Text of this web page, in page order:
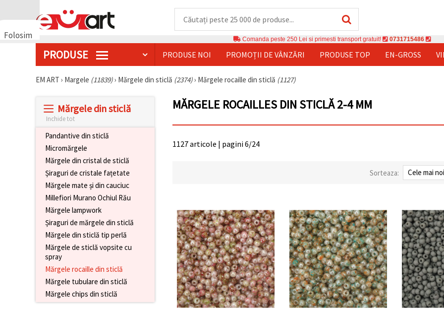
Folosim
funcționarea
dumneavoastră,
Comanda peste 250 Lei si primesti transport gratuit! 0731715486
PRODUSE PRODUSE NOI PROMOȚII DE VÂNZĂRI PRODUSE TOP EN-GROSS
EM ART › Margele (11839)› Mărgele din sticlă (2374)› Mărgele rocaille din sticlă (1127)
Mărgele din sticlă
Inchide tot
Pandantive din sticlă
Micromărgele
Mărgele din cristal de sticlă
Șiraguri de cristale fațetate
Mărgele mate și din cauciuc
Millefiori Murano Ochiul Rău
Mărgele lampwork
Șiraguri de mărgele din sticlă
Mărgele din sticlă tip perlă
Mărgele de sticlă vopsite cu
spray
Mărgele rocaille din sticlă
Mărgele tubulare din sticlă
Mărgele chips din sticlă
MĂRGELE ROCAILLES DIN STICLĂ 2-4 MM
1127 articole | pagini 6/24
Sorteaza: